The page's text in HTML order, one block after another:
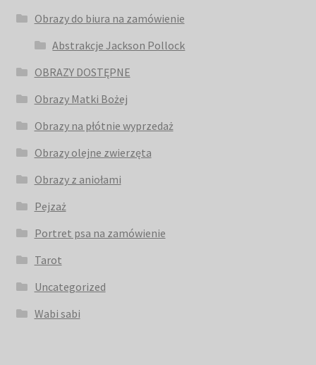
Obrazy do biura na zamówienie
Abstrakcje Jackson Pollock
OBRAZY DOSTĘPNE
Obrazy Matki Bożej
Obrazy na płótnie wyprzedaż
Obrazy olejne zwierzęta
Obrazy z aniołami
Pejzaż
Portret psa na zamówienie
Tarot
Uncategorized
Wabi sabi